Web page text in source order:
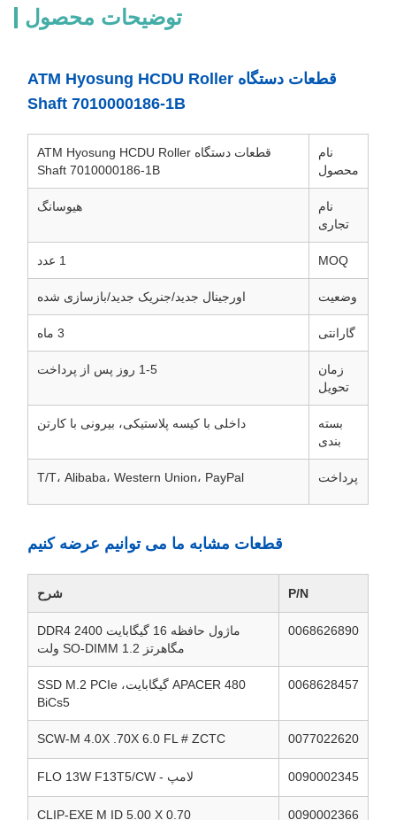
توضیحات محصول
قطعات دستگاه ATM Hyosung HCDU Roller
Shaft 7010000186-1B
نام
محصول
قطعات دستگاه ATM Hyosung HCDU Roller
Shaft 7010000186-1B
نام
تجاری
هیوسانگ
MOQ 1 عدد
وضعیت اورجینال جدید/جنریک جدید/بازسازی شده
گارانتی 3 ماه
زمان
تحویل
1-5 روز پس از پرداخت
بسته
بندی
داخلی با کیسه پلاستیکی، بیرونی با کارتن
پرداخت T/T، Alibaba، Western Union، PayPal
قطعات مشابه ما می توانیم عرضه کنیم
P/N شرح
0068626890
ماژول حافظه 16 گیگابایت DDR4 2400
مگاهرتز SO-DIMM 1.2 ولت
0068628457
APACER 480 گیگابایت، SSD M.2 PCIe
BiCs5
0077022620
SCW-M 4.0X .70X 6.0 FL # ZCTC
0090002345 لامپ - FLO 13W F13T5/CW
0090002366
CLIP-EXE M ID 5.00 X 0.70